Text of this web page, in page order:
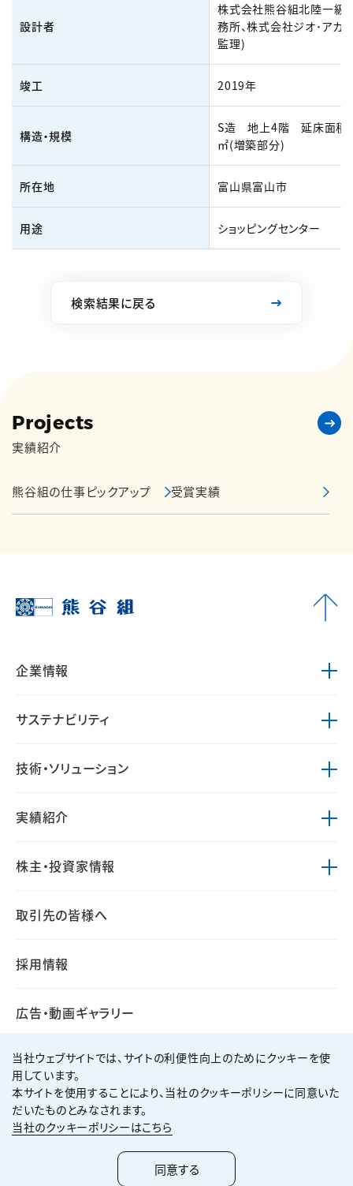
設計者
株式会社熊谷組北陸一級
務所、株式会社ジオ･アカ
監理)
竣工 2019年
構造・規模
S造 地上4階 延床面積
㎡(増築部分)
所在地 富山県富山市
用途 ショッピングセンター
検索結果に戻る
Projects
実績紹介
熊谷組の仕事ピックアップ 受賞実績
企業情報
サステナビリティ
技術・ソリューション
実績紹介
株主・投資家情報
取引先の皆様へ
採用情報
広告・動画ギャラリー
個人情報保護方針
サイト利用規約
サイトマップ
2026KUMAGAI GUMI CO.,LTD All Rights Reserved.
当社ウェブサイトでは、サイトの利便性向上のためにクッキーを使
用しています。
本サイトを使用することにより、当社のクッキーポリシーに同意いた
だいたものとみなされます。
当社のクッキーポリシーはこちら
同意する